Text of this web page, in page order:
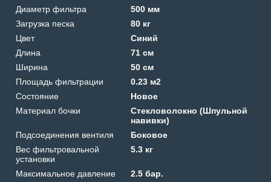
Диаметр фильтра
500 мм
Загрузка песка
80 кг
Цвет
Синий
Длина
71 см
Ширина
50 см
Площадь фильтрации
0.23 м2
Состояние
Новое
Материал бочки
Стекловолокно (Шпульной
навивки)
Подсоединения вентиля
Боковое
Вес фильтровальной
установки
5.3 кг
Максимальное давление
2.5 бар.